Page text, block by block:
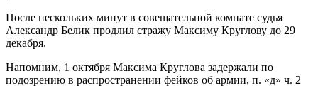
После нескольких минут в совещательной комнате судья
Александр Белик продлил стражу Максиму Круглову до 29
декабря.
Напомним, 1 октября Максима Круглова задержали по
подозрению в распространении фейков об армии, п. «д» ч. 2